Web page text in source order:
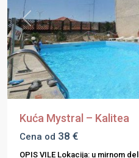
Previous
Kuća Mystral – Kalitea
Cena od 38 €
OPIS VILE Lokacija: u mirnom